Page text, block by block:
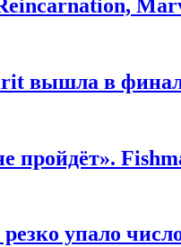
вышла в
пройдёт».
упало